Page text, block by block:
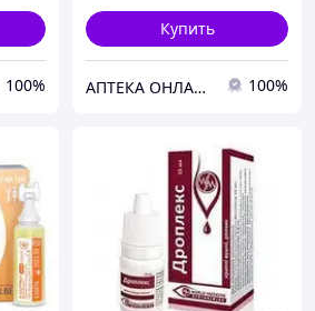
100%
Купить
АПТЕКА ОНЛАЙН ТЕХМЕДСЕРВІС 100%